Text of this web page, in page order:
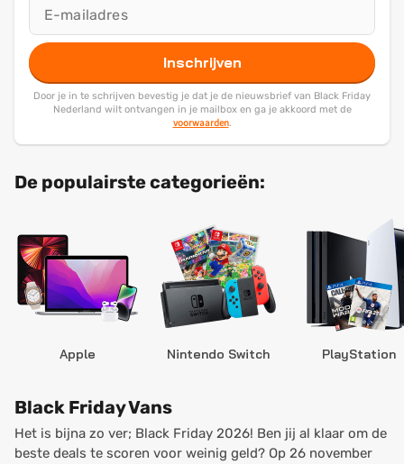
Inschrijven
Door je in te schrijven bevestig je dat je de nieuwsbrief van Black Friday
Nederland wilt ontvangen in je mailbox en ga je akkoord met de
voorwaarden.
De populairste categorieën:
Apple Nintendo Switch PlayStation
Black Friday Vans
Het is bijna zo ver; Black Friday 2026! Ben jij al klaar om de
beste deals te scoren voor weinig geld? Op 26 november